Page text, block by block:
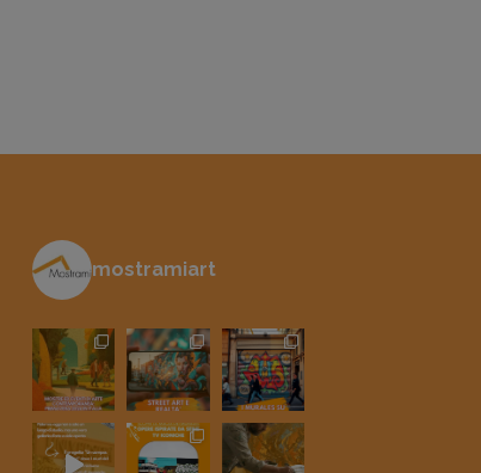
mostramiart